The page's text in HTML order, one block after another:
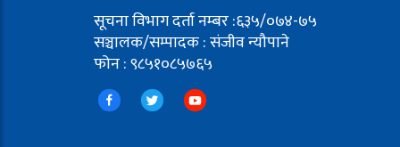
सूचना विभाग दर्ता नम्बर :६३५/०७४-७५
सञ्चालक/सम्पादक : संजीव न्यौपाने
फोन : ९८५१०८५७६५